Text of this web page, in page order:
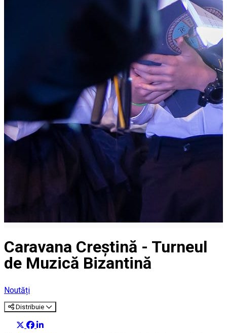
Caravana Creștină - Turneul
de Muzică Bizantină
Noutăți
Distribuie